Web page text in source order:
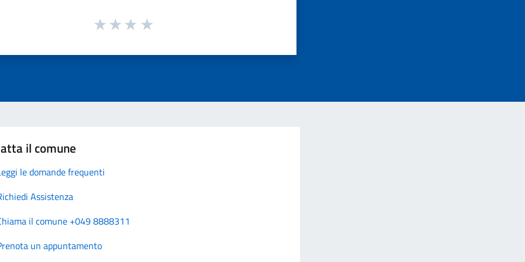
il comune
le domande frequenti
Assistenza
il comune +049 8888311
un appuntamento